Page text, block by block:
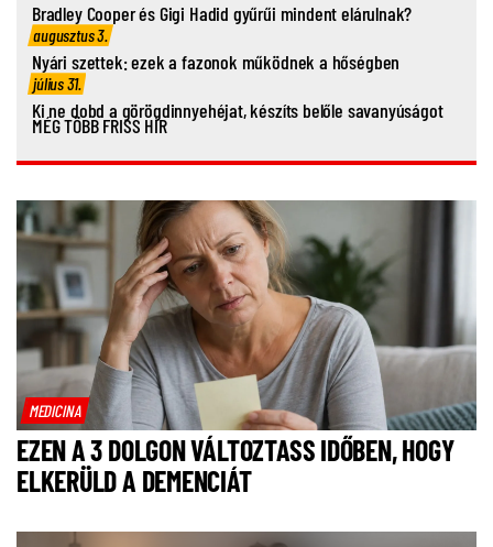
Bradley Cooper és Gigi Hadid gyűrűi mindent elárulnak?
augusztus 3.
Nyári szettek: ezek a fazonok működnek a hőségben
július 31.
Ki ne dobd a görögdinnyehéjat, készíts belőle savanyúságot
MÉG TÖBB FRISS HÍR
MEDICINA
EZEN A 3 DOLGON VÁLTOZTASS IDŐBEN, HOGY
ELKERÜLD A DEMENCIÁT